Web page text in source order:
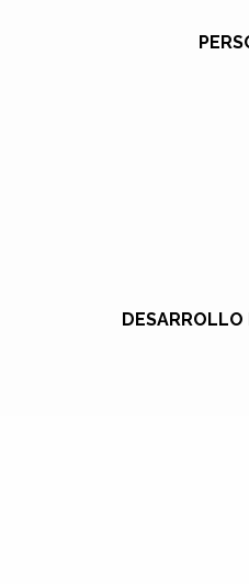
DESARROLLO